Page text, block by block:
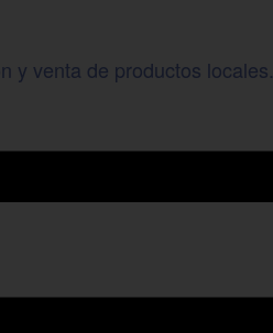
y venta de productos locales.